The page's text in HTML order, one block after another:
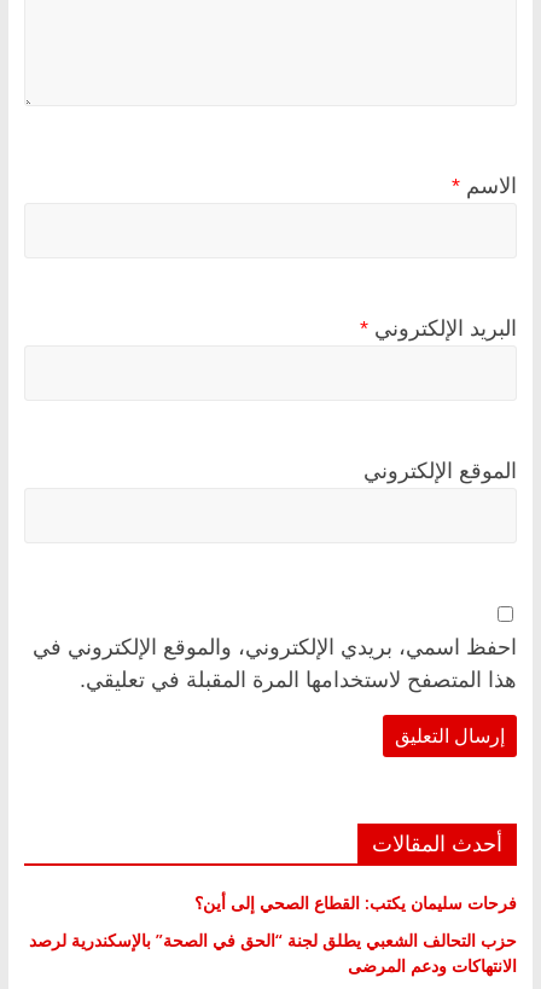
الاسم *
البريد الإلكتروني *
الموقع الإلكتروني
احفظ اسمي، بريدي الإلكتروني، والموقع الإلكتروني في
هذا المتصفح لاستخدامها المرة المقبلة في تعليقي.
أحدث المقالات
فرحات سليمان يكتب: القطاع الصحي إلى أين؟
حزب التحالف الشعبي يطلق لجنة “الحق في الصحة” بالإسكندرية لرصد
الانتهاكات ودعم المرضى